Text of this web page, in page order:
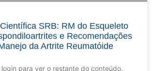
SRB: RM do Esqueleto
e Recomendações
da Artrite Reumatóide
para ver o restante do conteúdo.